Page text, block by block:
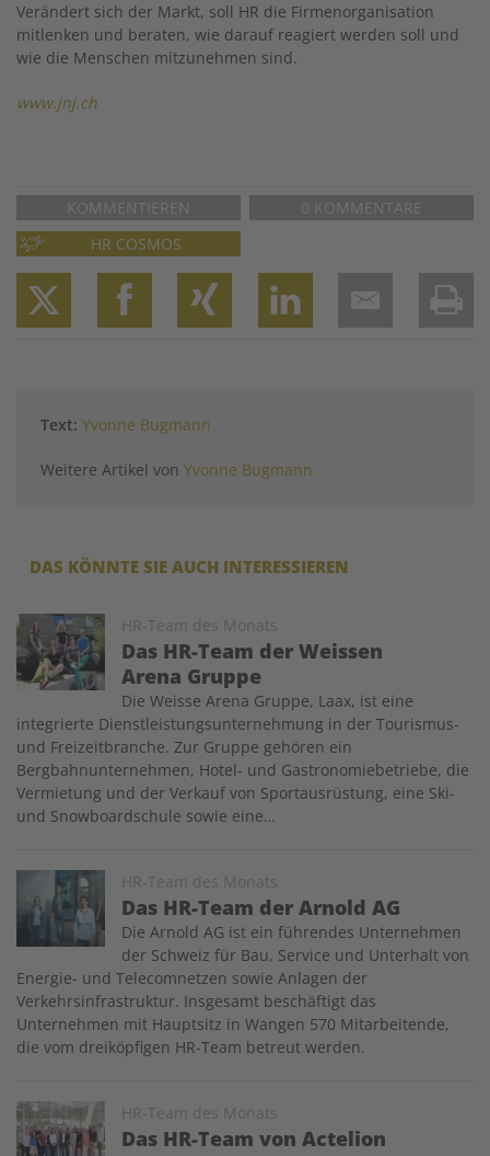
Verändert sich der Markt, soll HR die Firmenorganisation
mitlenken und beraten, wie darauf reagiert werden soll und
wie die Menschen mitzunehmen sind.
www.jnj.ch
KOMMENTIEREN
0 KOMMENTARE
HR COSMOS
Text: Yvonne Bugmann
Weitere Artikel von Yvonne Bugmann
DAS KÖNNTE SIE AUCH INTERESSIEREN
HR-Team des Monats
Das HR-Team der Weissen
Arena Gruppe
Image
Die Weisse Arena Gruppe, Laax, ist eine
integrierte Dienstleistungsunternehmung in der Tourismus-
und Freizeitbranche. Zur Gruppe gehören ein
Bergbahnunternehmen, Hotel- und Gastronomiebetriebe, die
Vermietung und der Verkauf von Sportausrüstung, eine Ski-
und Snowboardschule sowie eine…
HR-Team des Monats
Das HR-Team der Arnold AG
Image
Die Arnold AG ist ein führendes Unternehmen
der Schweiz für Bau, Service und Unterhalt von
Energie- und Telecomnetzen sowie Anlagen der
Verkehrsinfrastruktur. Insgesamt beschäftigt das
Unternehmen mit Hauptsitz in Wangen 570 Mitarbeitende,
die vom dreiköpfigen HR-Team betreut werden.
HR-Team des Monats
Das HR-Team von Actelion
Image